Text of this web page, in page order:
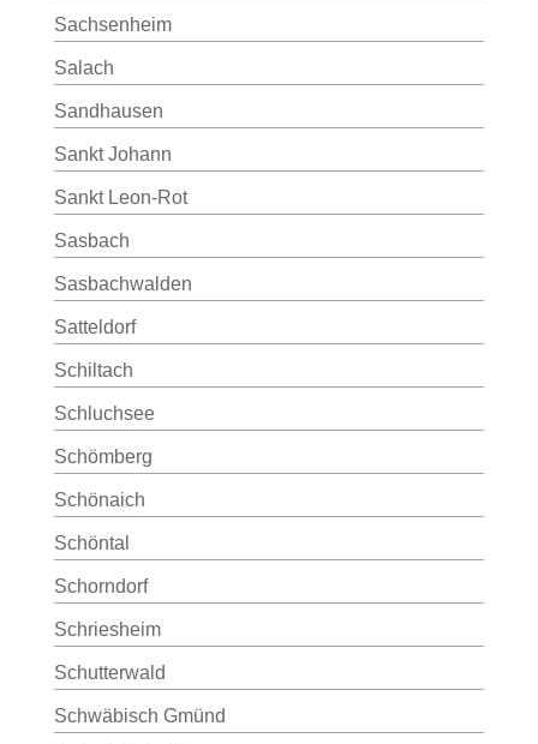
Sachsenheim
Salach
Sandhausen
Sankt Johann
Sankt Leon-Rot
Sasbach
Sasbachwalden
Satteldorf
Schiltach
Schluchsee
Schömberg
Schönaich
Schöntal
Schorndorf
Schriesheim
Schutterwald
Schwäbisch Gmünd